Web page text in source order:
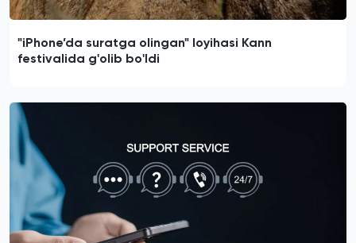
"iPhone’da suratga olingan" loyihasi Kann
festivalida g'olib bo'ldi